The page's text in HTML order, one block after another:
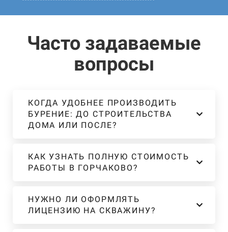
Часто задаваемые
вопросы
КОГДА УДОБНЕЕ ПРОИЗВОДИТЬ
БУРЕНИЕ: ДО СТРОИТЕЛЬСТВА
ДОМА ИЛИ ПОСЛЕ?
КАК УЗНАТЬ ПОЛНУЮ СТОИМОСТЬ
РАБОТЫ В ГОРЧАКОВО?
НУЖНО ЛИ ОФОРМЛЯТЬ
ЛИЦЕНЗИЮ НА СКВАЖИНУ?